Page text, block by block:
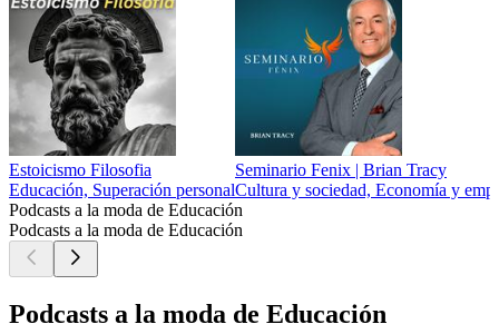
Estoicismo Filosofia
Educación, Superación personal
Seminario Fenix | Brian Tracy
Cultura y sociedad, Economía y
Podcasts a la moda de Educación
Podcasts a la moda de Educación
Podcasts a la moda de Educación